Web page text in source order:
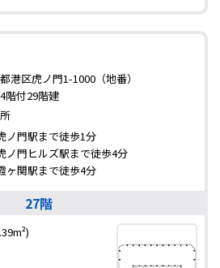
港区虎ノ門1-1000（地番）
階付29階建
ノ門駅まで徒歩1分
ノ門ヒルズ駅まで徒歩4分
ヶ関駅まで徒歩4分
27階